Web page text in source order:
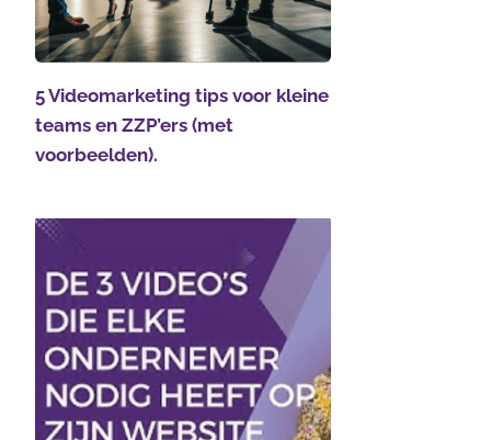
5 Videomarketing tips voor kleine
teams en ZZP’ers (met
voorbeelden).